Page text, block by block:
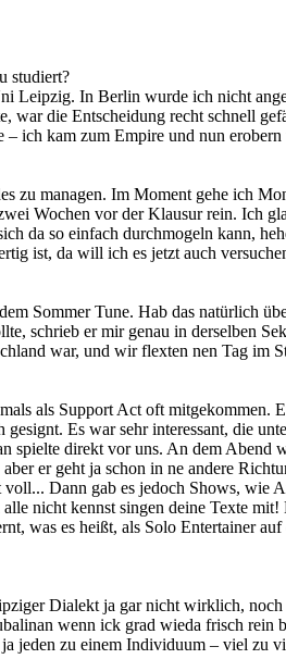
studiert?
Leipzig. In Berlin wurde ich nicht
die Entscheidung recht schnell
ich kam zum Empire und nun
zu managen. Im Moment gehe ich
Wochen vor der Klausur rein. Ich
da so einfach durchmogeln kann,
ist, da will ich es jetzt auch
Sommer Tune. Hab das natürlich
schrieb er mir genau in derselben
war, und wir flexten nen Tag im
als Support Act oft mitgekommen.
Es war sehr interessant, die
spielte direkt vor uns. An dem
er geht ja schon in ne andere
Dann gab es jedoch Shows,
nicht kennst singen deine Texte
was es heißt, als Solo Entertainer
Dialekt ja gar nicht wirklich,
wenn ick grad wieda frisch
jeden zu einem Individuum – viel